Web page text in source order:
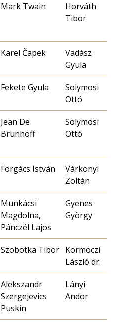
Mark Twain
Horváth
Karel Čapek
Vadász
Gyula
Fekete Gyula
Solymosi
Ottó
Jean De
Brunhoff
Solymosi
Ottó
Forgács István
Várkonyi
Zoltán
Munkácsi
Magdolna,
Pánczél Lajos
Gyenes
György
Szobotka Tibor Körmöczi
László dr.
Alekszandr
Szergejevics
Puskin
Lányi
Andor